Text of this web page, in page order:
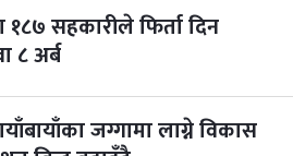
सहकारीले फिर्ता दिन
८ अर्ब
जग्गामा लाग्ने विकास